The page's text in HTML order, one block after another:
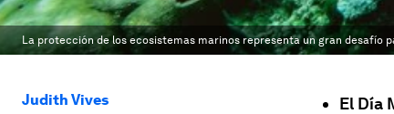
La protección de los ecosistemas marinos representa un gran desafío
Judith Vives
El Día